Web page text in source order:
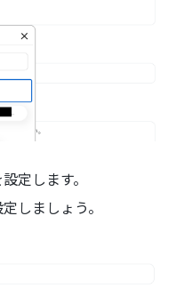
定します。
しましょう。